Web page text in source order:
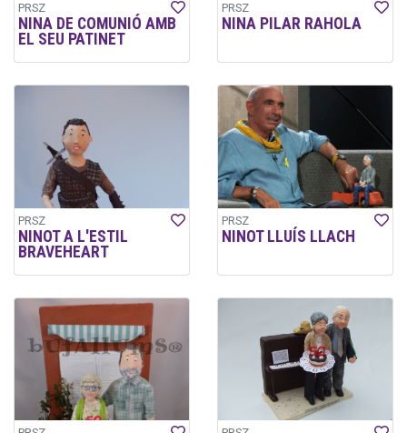
PRSZ
NINA DE COMUNIÓ AMB
EL SEU PATINET
PRSZ
NINA PILAR RAHOLA
PRSZ
NINOT A L'ESTIL
BRAVEHEART
PRSZ
NINOT LLUÍS LLACH